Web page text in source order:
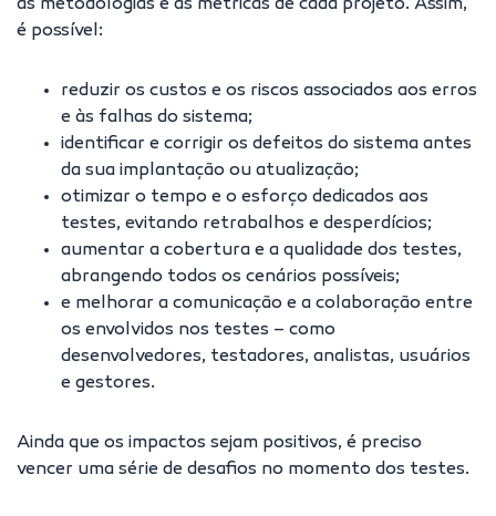
as metodologias e as métricas de cada projeto. Assim,
é possível:
reduzir os custos e os riscos associados aos erros
e às falhas do sistema;
identificar e corrigir os defeitos do sistema antes
da sua implantação ou atualização;
otimizar o tempo e o esforço dedicados aos
testes, evitando retrabalhos e desperdícios;
aumentar a cobertura e a qualidade dos testes,
abrangendo todos os cenários possíveis;
e melhorar a comunicação e a colaboração entre
os envolvidos nos testes – como
desenvolvedores, testadores, analistas, usuários
e gestores.
Ainda que os impactos sejam positivos, é preciso
vencer uma série de desafios no momento dos testes.